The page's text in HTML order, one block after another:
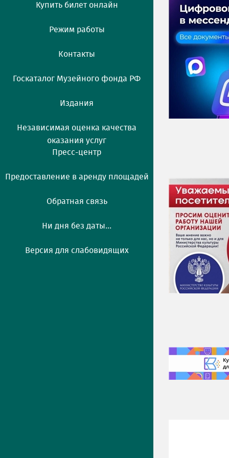
Купить билет онлайн
Режим работы
Контакты
Госкаталог Музейного фонда РФ
Издания
Независимая оценка качества
оказания услуг
Пресс-центр
Предоставление в аренду площадей
Обратная связь
Ни дня без даты...
Версия для слабовидящих